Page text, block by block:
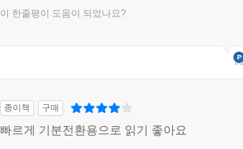
이 한줄평이 도움이 되었나요?
종이책 구매
빠르게 기분전환용으로 읽기 좋아요